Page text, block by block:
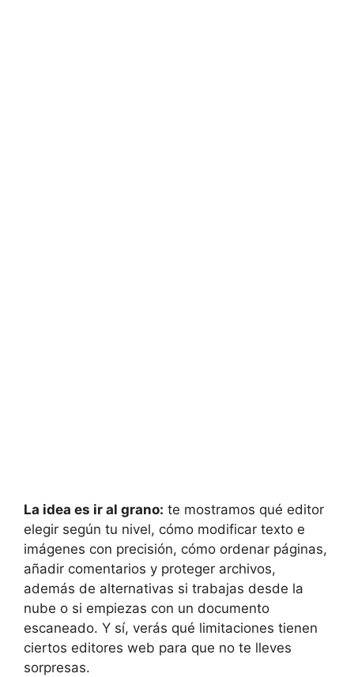
La idea es ir al grano: te mostramos qué editor
elegir según tu nivel, cómo modificar texto e
imágenes con precisión, cómo ordenar páginas,
añadir comentarios y proteger archivos,
además de alternativas si trabajas desde la
nube o si empiezas con un documento
escaneado. Y sí, verás qué limitaciones tienen
ciertos editores web para que no te lleves
sorpresas.